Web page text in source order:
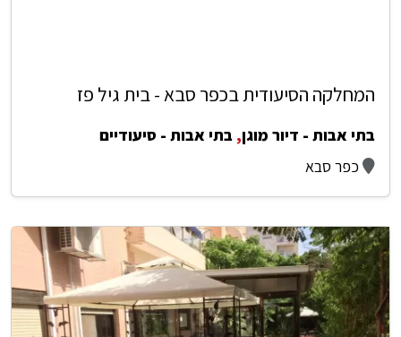
המחלקה הסיעודית בכפר סבא - בית גיל פז
בתי אבות - דיור מוגן, בתי אבות - סיעודיים
כפר סבא